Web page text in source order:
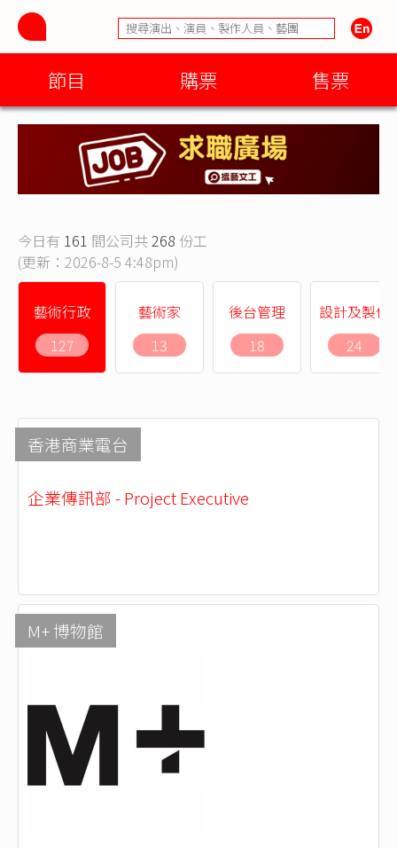
節目 購票 售票
今日有 161 間公司共268 份工
(更新：2026-8-5 4:48pm)
藝術行政
127
藝術家
13
後台管理
18
設計及製作
24
香港商業電台
企業傳訊部 - Project Executive
M+ 博物館